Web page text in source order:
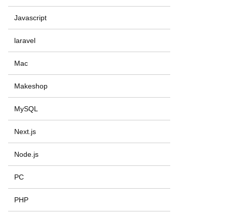
Javascript
laravel
Mac
Makeshop
MySQL
Next.js
Node.js
PC
PHP